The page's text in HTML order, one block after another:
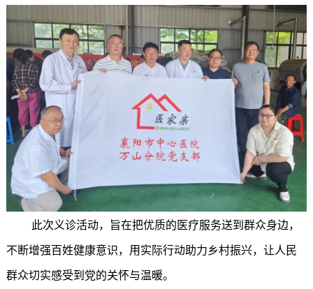
此次义诊活动，旨在把优质的医疗服务送到群众身边，
不断增强百姓健康意识，用实际行动助力乡村振兴，让人民
群众切实感受到党的关怀与温暖。